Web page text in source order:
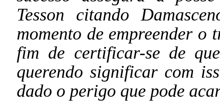
Tesson citando
momento de empreender
fim de certificar-se de
querendo significar com
dado o perigo que pode